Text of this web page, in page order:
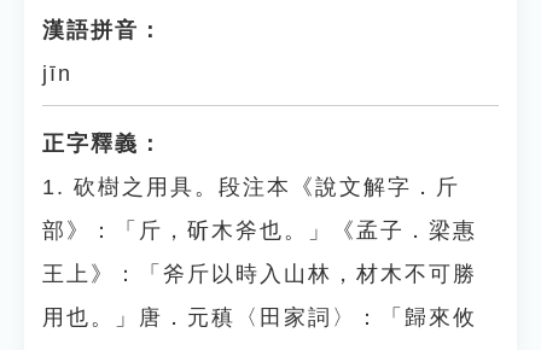
漢語拼音：
jīn
正字釋義：
1. 砍樹之用具。段注本《說文解字．斤
部》：「斤，斫木斧也。」《孟子．梁惠
王上》：「斧斤以時入山林，材木不可勝
用也。」唐．元稹〈田家詞〉：「歸來攸